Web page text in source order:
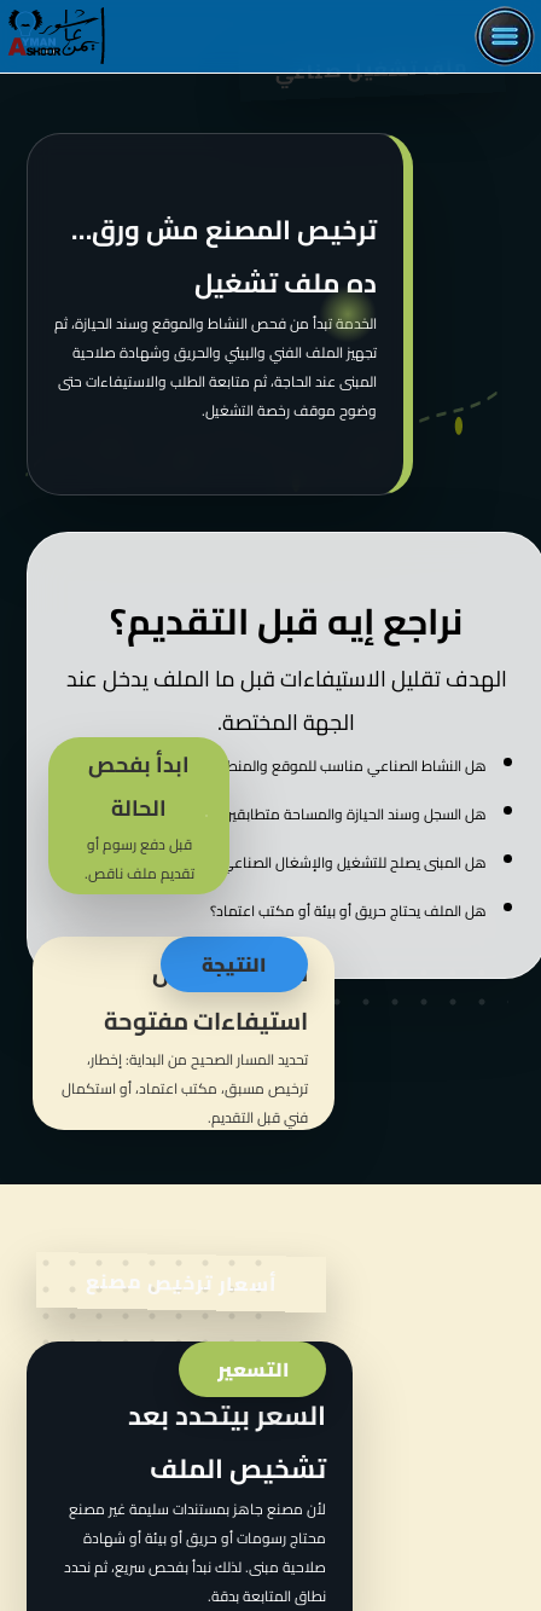
متابعة ملف رخصة تشغيل المصنع هندسيًا وإداريًا وتجهيز
المستندات الفنية للتقديم
ملف تشغيل صناعي
ترخيص المصنع مش ورق…
ده ملف تشغيل
الخدمة تبدأ من فحص النشاط والموقع وسند الحيازة، ثم
تجهيز الملف الفني والبيئي والحريق وشهادة صلاحية
المبنى عند الحاجة، ثم متابعة الطلب والاستيفاءات حتى
وضوح موقف رخصة التشغيل.
نراجع إيه قبل التقديم؟
الهدف تقليل الاستيفاءات قبل ما الملف يدخل عند
الجهة المختصة.
هل النشاط الصناعي مناسب للموقع والمنطقة؟
هل السجل وسند الحيازة والمساحة متطابقين؟
هل المبنى يصلح للتشغيل والإشغال الصناعي؟
هل الملف يحتاج حريق أو بيئة أو مكتب اعتماد؟
النتيجة
ملف واضح بدل
استيفاءات مفتوحة
تحديد المسار الصحيح من البداية: إخطار،
ترخيص مسبق، مكتب اعتماد، أو استكمال
فني قبل التقديم.
ابدأ بفحص
الحالة
قبل دفع رسوم أو
تقديم ملف ناقص.
أسعار ترخيص مصنع
التسعير
السعر بيتحدد بعد
تشخيص الملف
لأن مصنع جاهز بمستندات سليمة غير مصنع
محتاج رسومات أو حريق أو بيئة أو شهادة
صلاحية مبنى. لذلك نبدأ بفحص سريع، ثم نحدد
نطاق المتابعة بدقة.